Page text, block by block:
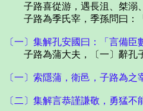
子路喜從游，遇長沮、桀溺、
子路為季氏宰，季孫問曰：「
〔一〕集解孔安國曰：「言備臣
子路為蒲大夫，〔一〕辭孔子
〔一〕索隱蒲，衛邑，子路為之
〔二〕集解言恭謹謙敬，勇猛不